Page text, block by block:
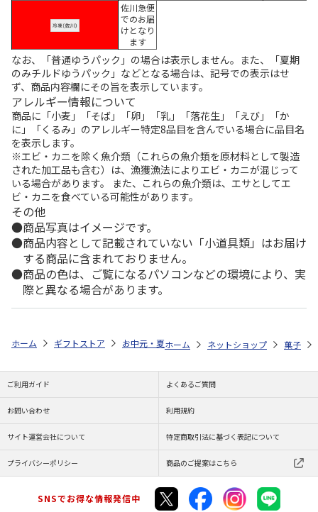
佐川急便
でのお届
けとなり
ます
なお、「普通ゆうパック」の場合は表示しません。また、「夏期
のみチルドゆうパック」などとなる場合は、記号での表示はせ
ず、商品内容欄にその旨を表示しています。
アレルギー情報について
商品に「小麦」「そば」「卵」「乳」「落花生」「えび」「か
に」「くるみ」のアレルギー特定8品目を含んでいる場合に品目名
を表示します。
※エビ・カニを除く魚介類（これらの魚介類を原材料として製造
された加工品も含む）は、漁獲漁法によりエビ・カニが混じって
いる場合があります。 また、これらの魚介類は、エサとしてエ
ビ・カニを食べている可能性があります。
その他
商品写真はイメージです。
商品内容として記載されていない「小道具類」はお届け
する商品に含まれておりません。
商品の色は、ご覧になるパソコンなどの環境により、実
際と異なる場合があります。
ホーム ギフトストア お中元・夏ギフト特集 2026 ゆうゆうギフト
ホーム ネットショップ 菓子
ご利用ガイド よくあるご質問
お問い合わせ 利用規約
サイト運営会社について 特定商取引法に基づく表記について
プライバシーポリシー 商品のご提案はこちら
SNSでお得な情報発信中